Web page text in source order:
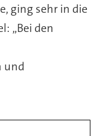
ging sehr in die
„Bei den
und